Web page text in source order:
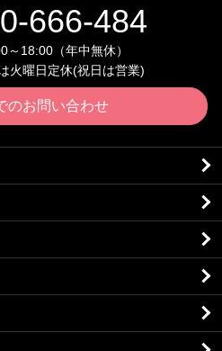
666-484
18:00（年中無休）
曜日定休(祝日は営業)
のお問い合わせ